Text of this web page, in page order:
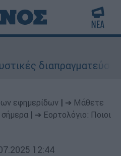
διαπραγματεύσεις
εφημερίδων
➔ Μάθετε
σήμερα
➔ Εορτολόγιο: Ποιοι
12:44